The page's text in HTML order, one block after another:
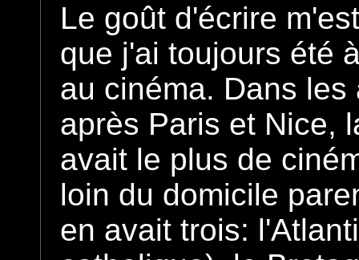
Le goût d'écrire
que j'ai toujours été
au cinéma. Dans
après Paris et Nice,
avait le plus de
loin du domicile
en avait trois: